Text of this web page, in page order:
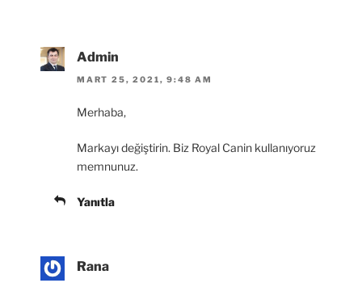
Admin
MART 25, 2021, 9:48 AM
Merhaba,
Markayı değiştirin. Biz Royal Canin kullanıyoruz
memnunuz.
Yanıtla
Rana